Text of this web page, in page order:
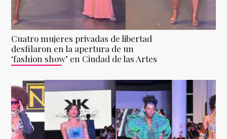
Cuatro mujeres privadas de libertad
desfilaron en la apertura de un
‘fashion show’ en Ciudad de las Artes